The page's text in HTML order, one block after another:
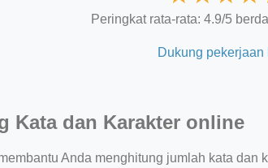
Peringkat rata-rata: 4.9/5
Dukung pekerjaan
Kata dan Karakter online
Anda menghitung jumlah kata dan